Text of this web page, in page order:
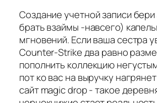
Создание учетной записи
брать взаймы -навсего)
мгновений. Если ваша сестра
Counter-Strike два равно
пополнить коллекцию
пот ко вас на выручку
сайт magic drop - такое